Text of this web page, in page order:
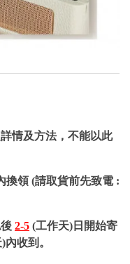
情及方法，不能以此
換領 (請取貨前先致電 :
2-5 (工作天)日開始寄
內收到。